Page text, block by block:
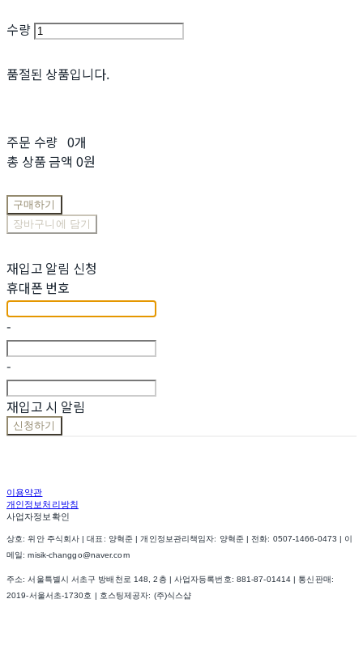
수량
품절된 상품입니다.
주문 수량 0개
총 상품 금액 0원
구매하기
장바구니에 담기
재입고 알림 신청
휴대폰 번호
-
-
재입고 시 알림
신청하기
이용약관
개인정보처리방침
사업자정보확인
상호: 위안 주식회사 | 대표: 양혁준 | 개인정보관리책임자: 양혁준 | 전화: 0507-1466-0473 | 이
메일: misik-changgo@naver.com
주소: 서울특별시 서초구 방배천로 148, 2층 | 사업자등록번호: 881-87-01414 | 통신판매:
2019-서울서초-1730호 | 호스팅제공자: (주)식스샵